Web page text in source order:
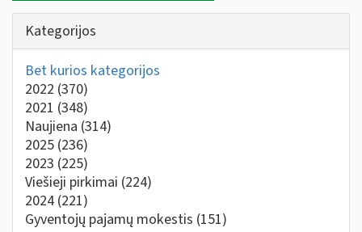
Kategorijos
Bet kurios kategorijos
2022 (370)
2021 (348)
Naujiena (314)
2025 (236)
2023 (225)
Viešieji pirkimai (224)
2024 (221)
Gyventojų pajamų mokestis (151)